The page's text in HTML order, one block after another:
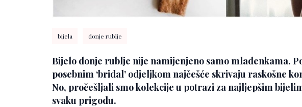
bijela donje rublje
Bijelo donje rublje nije namijenjeno samo mladenkama.
posebnim ‘bridal’ odjeljkom najčešće skrivaju raskošne
No, pročešljali smo kolekcije u potrazi za najljepšim
svaku prigodu.